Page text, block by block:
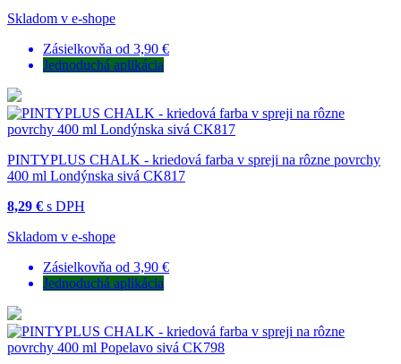
Skladom v e-shope
Zásielkovňa od 3,90 €
Jednoduchá aplikácia
PINTYPLUS CHALK - kriedová farba v spreji na rôzne povrchy
400 ml Londýnska sivá CK817
8,29 € s DPH
Skladom v e-shope
Zásielkovňa od 3,90 €
Jednoduchá aplikácia